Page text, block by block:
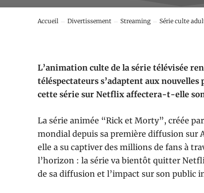
Accueil Divertissement Streaming
Série culte
L’animation culte de la série télévisée
téléspectateurs s’adaptent aux
cette série sur Netflix affectera-t-elle
La série animée “Rick et Morty”, créée
mondial depuis sa première diffusion sur
elle a su captiver des millions de fans à
l’horizon : la série va bientôt quitter
de sa diffusion et l’impact sur son public